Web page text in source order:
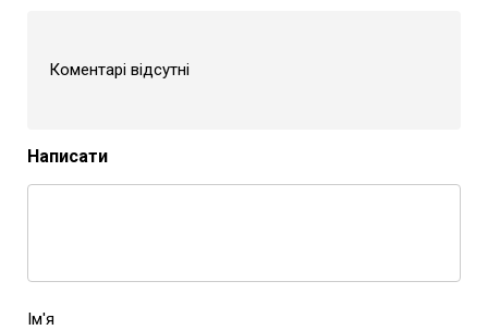
Коментарі відсутні
Написати
Ім'я